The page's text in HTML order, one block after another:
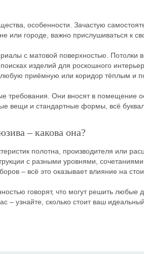
особенности. Зачастую
или городе, важно прислушиваться к
с матовой поверхностью.
изделий для роскошного
приёмную или коридор тёплым и
требования. Они вносят в помещение
вещи и стандартные формы, всё
– какова она?
полотна, производителя или
с разными уровнями,
– всё это оказывает влияние на
говорят, что могут решить любые
– узнайте, сколько стоит ваш